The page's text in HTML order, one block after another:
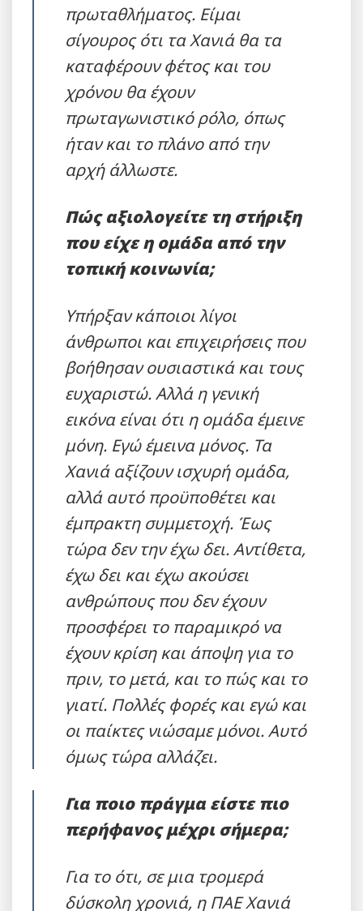
πρωταθλήματος. Είμαι
σίγουρος ότι τα Χανιά θα τα
καταφέρουν φέτος και του
χρόνου θα έχουν
πρωταγωνιστικό ρόλο, όπως
ήταν και το πλάνο από την
αρχή άλλωστε.
Πώς αξιολογείτε τη στήριξη
που είχε η ομάδα από την
τοπική κοινωνία;
Υπήρξαν κάποιοι λίγοι
άνθρωποι και επιχειρήσεις που
βοήθησαν ουσιαστικά και τους
ευχαριστώ. Αλλά η γενική
εικόνα είναι ότι η ομάδα έμεινε
μόνη. Εγώ έμεινα μόνος. Τα
Χανιά αξίζουν ισχυρή ομάδα,
αλλά αυτό προϋποθέτει και
έμπρακτη συμμετοχή. Έως
τώρα δεν την έχω δει. Αντίθετα,
έχω δει και έχω ακούσει
ανθρώπους που δεν έχουν
προσφέρει το παραμικρό να
έχουν κρίση και άποψη για το
πριν, το μετά, και το πώς και το
γιατί. Πολλές φορές και εγώ και
οι παίκτες νιώσαμε μόνοι. Αυτό
όμως τώρα αλλάζει.
Για ποιο πράγμα είστε πιο
περήφανος μέχρι σήμερα;
Για το ότι, σε μια τρομερά
δύσκολη χρονιά, η ΠΑΕ Χανιά